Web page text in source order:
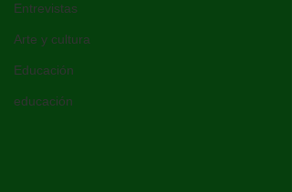
Entrevistas
Arte y cultura
Educación
educación